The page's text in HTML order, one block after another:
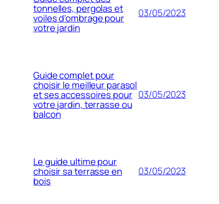
tonnelles, pergolas et
voiles d’ombrage pour
votre jardin
03/05/2023
Guide complet pour
choisir le meilleur parasol
et ses accessoires pour
votre jardin, terrasse ou
balcon
03/05/2023
Le guide ultime pour
choisir sa terrasse en
bois
03/05/2023